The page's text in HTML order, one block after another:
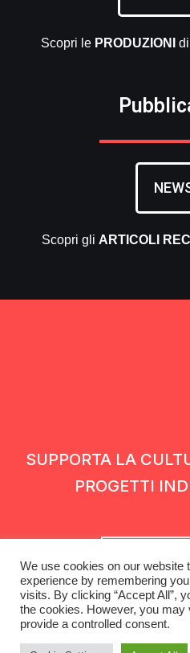
Scopri le PRODUZIONI di
Scopri gli ARTICOLI
SUPPORTA LA
PROGETTI
We use cookies on our website
experience by remembering
visits. By clicking “Accept All”,
the cookies. However, you may
provide a controlled consent.